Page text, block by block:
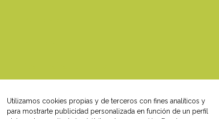
Contacto
Utilizamos cookies propias y de terceros con fines analíticos y
para mostrarte publicidad personalizada en función de un perfil